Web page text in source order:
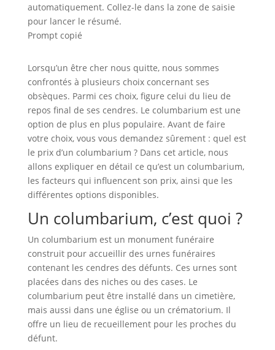
automatiquement. Collez-le dans la zone de saisie
pour lancer le résumé.
Prompt copié
Lorsqu’un être cher nous quitte, nous sommes
confrontés à plusieurs choix concernant ses
obsèques. Parmi ces choix, figure celui du lieu de
repos final de ses cendres. Le columbarium est une
option de plus en plus populaire. Avant de faire
votre choix, vous vous demandez sûrement : quel est
le prix d’un columbarium ? Dans cet article, nous
allons expliquer en détail ce qu’est un columbarium,
les facteurs qui influencent son prix, ainsi que les
différentes options disponibles.
Un columbarium, c’est quoi ?
Un columbarium est un monument funéraire
construit pour accueillir des urnes funéraires
contenant les cendres des défunts. Ces urnes sont
placées dans des niches ou des cases. Le
columbarium peut être installé dans un cimetière,
mais aussi dans une église ou un crématorium. Il
offre un lieu de recueillement pour les proches du
défunt.